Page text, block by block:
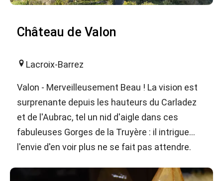
Château de Valon
Lacroix-Barrez
Valon - Merveilleusement Beau ! La vision est
surprenante depuis les hauteurs du Carladez
et de l'Aubrac, tel un nid d'aigle dans ces
fabuleuses Gorges de la Truyère : il intrigue...
l'envie d'en voir plus ne se fait pas attendre.